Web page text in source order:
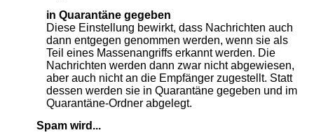
in Quarantäne gegeben
Diese Einstellung bewirkt, dass Nachrichten auch
dann entgegen genommen werden, wenn sie als
Teil eines Massenangriffs erkannt werden. Die
Nachrichten werden dann zwar nicht abgewiesen,
aber auch nicht an die Empfänger zugestellt. Statt
dessen werden sie in Quarantäne gegeben und im
Quarantäne-Ordner abgelegt.
Spam wird...